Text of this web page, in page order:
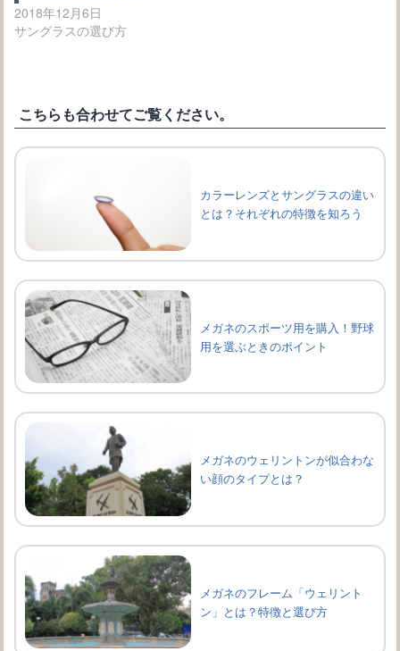
2018年12月6日
サングラスの選び方
こちらも合わせてご覧ください。
カラーレンズとサングラスの違い
とは？それぞれの特徴を知ろう
メガネのスポーツ用を購入！野球
用を選ぶときのポイント
メガネのウェリントンが似合わな
い顔のタイプとは？
メガネのフレーム「ウェリント
ン」とは？特徴と選び方